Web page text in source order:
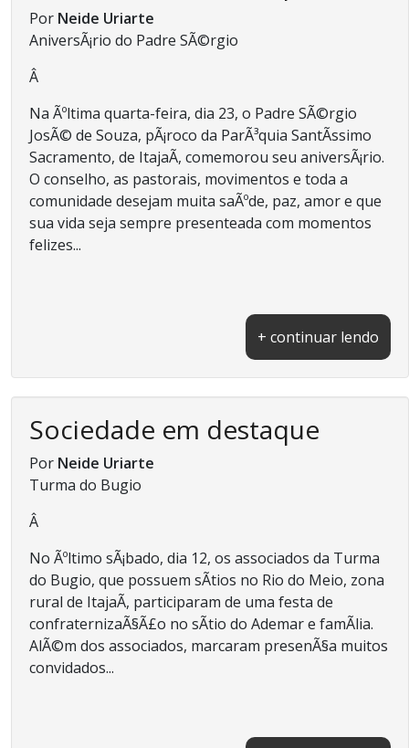
Por Neide Uriarte
AniversÃ¡rio do Padre SÃ©rgio
Â
Na Ãºltima quarta-feira, dia 23, o Padre SÃ©rgio
JosÃ© de Souza, pÃ¡roco da ParÃ³quia SantÃ­ssimo
Sacramento, de ItajaÃ­, comemorou seu aniversÃ¡rio.
O conselho, as pastorais, movimentos e toda a
comunidade desejam muita saÃºde, paz, amor e que
sua vida seja sempre presenteada com momentos
felizes...
+ continuar lendo
Sociedade em destaque
Por Neide Uriarte
Turma do Bugio
Â
No Ãºltimo sÃ¡bado, dia 12, os associados da Turma
do Bugio, que possuem sÃ­tios no Rio do Meio, zona
rural de ItajaÃ­, participaram de uma festa de
confraternizaÃ§Ã£o no sÃ­tio do Ademar e famÃ­lia.
AlÃ©m dos associados, marcaram presenÃ§a muitos
convidados...